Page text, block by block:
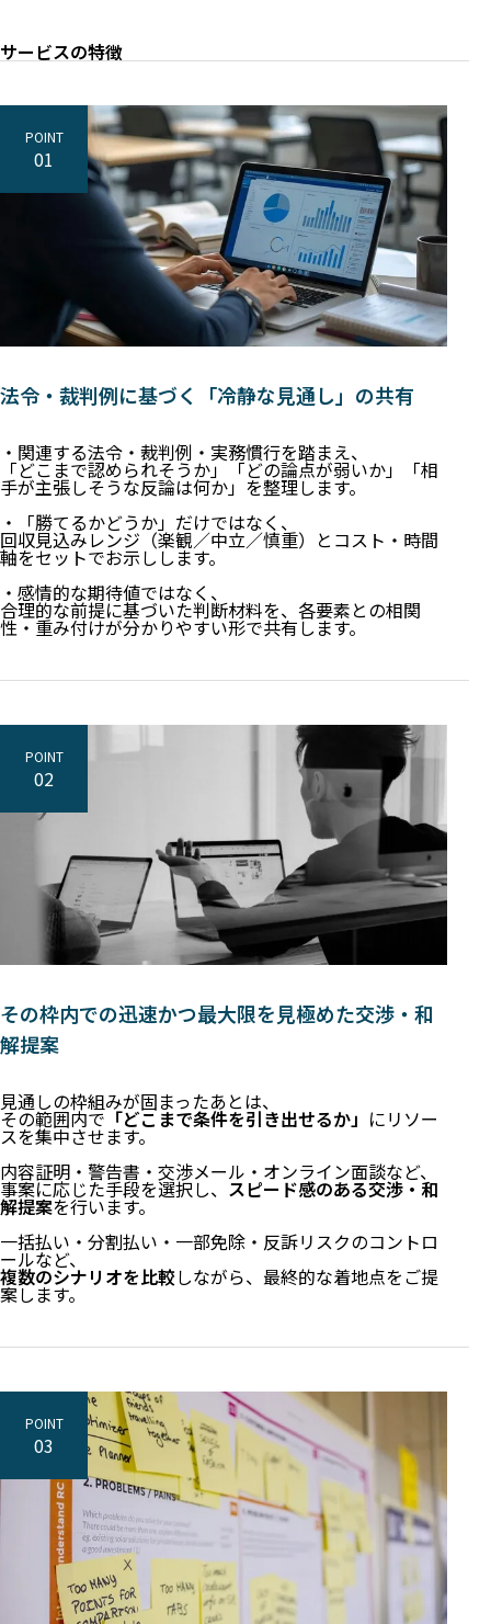
サービスの特徴
POINT
01
法令・裁判例に基づく「冷静な見通し」の共有
・関連する法令・裁判例・実務慣行を踏まえ、
「どこまで認められそうか」「どの論点が弱いか」「相
手が主張しそうな反論は何か」を整理します。
・「勝てるかどうか」だけではなく、
回収見込みレンジ（楽観／中立／慎重）とコスト・時間
軸をセットでお示しします。
・感情的な期待値ではなく、
合理的な前提に基づいた判断材料を、各要素との相関
性・重み付けが分かりやすい形で共有します。
POINT
02
その枠内での迅速かつ最大限を見極めた交渉・和
解提案
見通しの枠組みが固まったあとは、
その範囲内で 「どこまで条件を引き出せるか」 にリソー
スを集中させます。
内容証明・警告書・交渉メール・オンライン面談など、
事案に応じた手段を選択し、 スピード感のある交渉・和
解提案を行います。
一括払い・分割払い・一部免除・反訴リスクのコントロ
ールなど、
複数のシナリオを比較しながら、最終的な着地点をご提
案します。
POINT
03